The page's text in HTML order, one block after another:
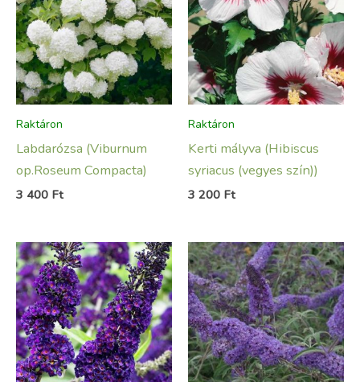
Raktáron
Labdarózsa (Viburnum
op.Roseum Compacta)
3 400 Ft
Raktáron
Kerti mályva (Hibiscus
syriacus (vegyes szín))
3 200 Ft